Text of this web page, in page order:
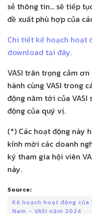
sẻ thông tin… sẽ tiếp
đề xuất phù hợp của
Chi tiết kế hoạch hoạt
download tại đây.
VASI trân trọng cảm
hành cùng VASI trong
động năm tới của
động của quý vị.
(*) Các hoạt động này
kính mời các doanh
ký tham gia hội viên
này.
Source:
Kế hoạch hoạt động
Nam - VASI năm 2024